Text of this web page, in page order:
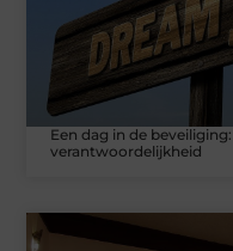
Een dag in de
verantwoordelijkheid